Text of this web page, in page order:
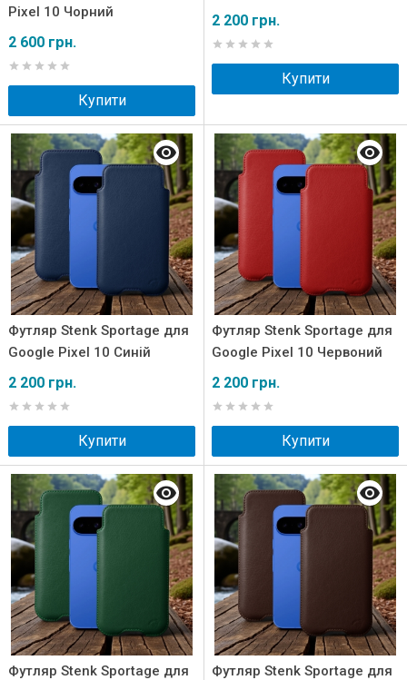
Pixel 10 Чорний
2 600 грн.
Купити
2 200 грн.
Купити
Футляр Stenk Sportage для
Google Pixel 10 Синій
2 200 грн.
Купити
Футляр Stenk Sportage для
Google Pixel 10 Червоний
2 200 грн.
Купити
Футляр Stenk Sportage для
Футляр Stenk Sportage для